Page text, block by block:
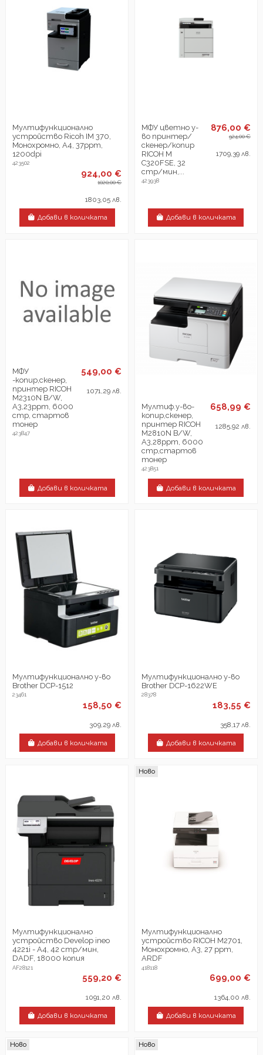
Мултифункционалнo
устройствo Ricoh IM 370,
Монохромно, A4, 37ppm,
1200dpi
423502
924,00 €
1020,00 €
1803,05 лв.
Добави в количката
МФУ цветно у-
во принтер/
скенер/копир
RICOH M
C320FSE, 32
стр/мин,...
423938
876,00 €
924,00 €
1709,39 лв.
Добави в количката
МФУ
-копир,скенер,
принтер RICOH
M2310N B/W,
A3,23ppm, 6000
стр, стартов
тонер
423847
549,00 €
1071,29 лв.
Добави в количката
Мултиф.у-во-
копир,скенер,
принтер RICOH
M2810N B/W,
A3,28ppm, 6000
стр,стартов
тонер
423851
658,99 €
1285,92 лв.
Добави в количката
Мултифункционално у-во
Brother DCP-1512
23461
158,50 €
309,29 лв.
Добави в количката
Мултифункционално у-во
Brother DCP-1622WE
28378
183,55 €
358,17 лв.
Добави в количката
Мултифункционалнo
устройствo Develop ineo
4221i - А4, 42 стр/мин,
DADF, 18000 копия
AF28121
559,20 €
1091,20 лв.
Добави в количката
Ново
Мултифункционално
устройство RICOH M2701,
Монохромно, A3, 27 ppm,
ARDF
418118
699,00 €
1364,00 лв.
Добави в количката
Ново Ново